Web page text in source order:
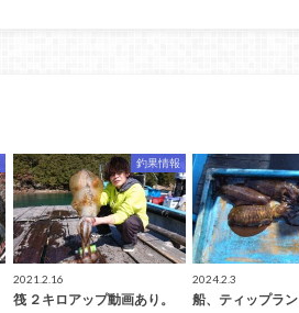
釣果情報
2021.2.16
筏 ２キロアップ動画あり。
2024.2.3
船、ティップラン